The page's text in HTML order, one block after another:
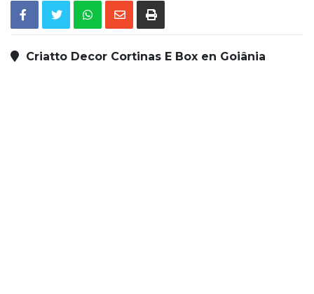
Criatto Decor Cortinas E Box en Goiânia